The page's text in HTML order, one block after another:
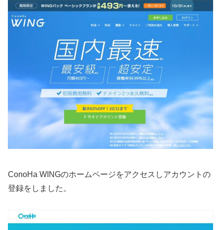
ConoHa WINGのホームページをアクセスしアカウントの
登録をしました。